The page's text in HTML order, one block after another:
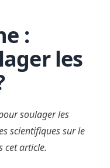
:
les
soulager les
scientifiques sur le
cet article.